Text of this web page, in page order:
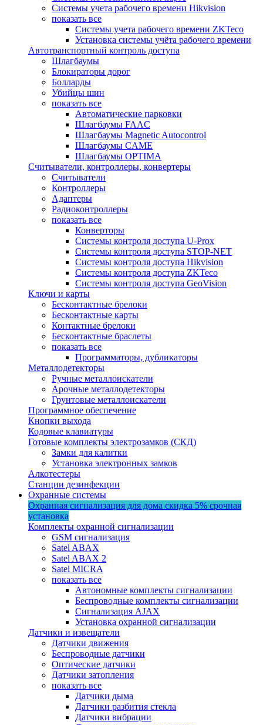
Системы учета рабочего времени Hikvision
показать все
Системы учета рабочего времени ZKTeco
Установка системы учёта рабочего времени
Автотранспортный контроль доступа
Шлагбаумы
Блокираторы дорог
Болларды
Убийцы шин
показать все
Автоматические парковки
Шлагбаумы FAAC
Шлагбаумы Magnetic Autocontrol
Шлагбаумы CAME
Шлагбаумы OPTIMA
Считыватели, контроллеры, конвертеры
Считыватели
Контроллеры
Адаптеры
Радиоконтроллеры
показать все
Конверторы
Системы контроля доступа U-Prox
Системы контроля доступа STOP-NET
Системы контроля доступа Hikvision
Системы контроля доступа ZKTeco
Системы контроля доступа GeoVision
Ключи и карты
Бесконтактные брелоки
Бесконтактные карты
Контактные брелоки
Бесконтактные браслеты
показать все
Программаторы, дубликаторы
Металлодетекторы
Ручные металлоискатели
Арочные металлодетекторы
Грунтовые металлоискатели
Программное обеспечение
Кнопки выхода
Кодовые клавиатуры
Готовые комплекты электрозамков (СКД)
Замки для калитки
Установка электронных замков
Алкотестеры
Станции дезинфекции
Охранные системы
Охранная сигнализация для дома скидка 5% срочная
установка
Комплекты охранной сигнализации
GSM сигнализация
Satel ABAX
Satel ABAX 2
Satel MICRA
показать все
Автономные комплекты сигнализации
Беспроводные комплекты сигнализации
Сигнализация AJAX
Установка охранной сигнализации
Датчики и извещатели
Датчики движения
Беспроводные датчики
Оптические датчики
Датчики затопления
показать все
Датчики дыма
Датчики разбития стекла
Датчики вибрации